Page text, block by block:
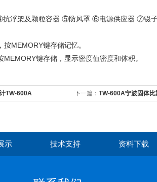
浮架及颗粒容器 ⑤防风罩 ⑥电源供应器 ⑦镊
MEMORY键存储记忆。
键存储，显示密度值密度和体积。
TW-600A 下一篇： TW-600A宁波固体
示 技术支持 资料下载